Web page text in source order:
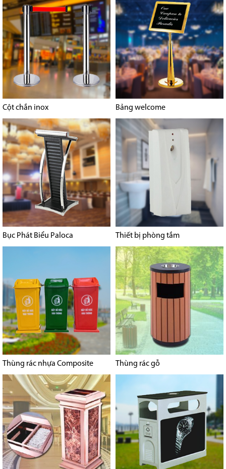
Cột chắn inox Bảng welcome
Bục Phát Biểu Paloca Thiết bị phòng tắm
Thùng rác nhựa Composite Thùng rác gỗ